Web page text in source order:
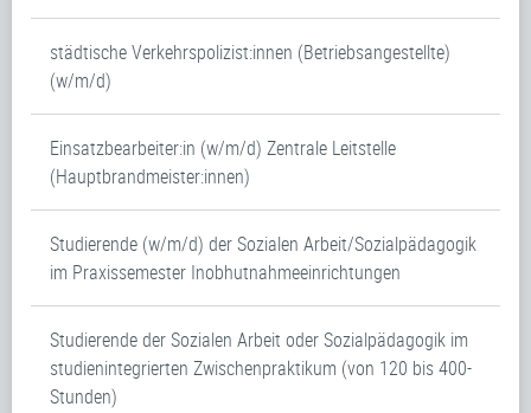
städtische Verkehrspolizist:innen (Betriebsangestellte)
(w/m/d)
Einsatzbearbeiter:in (w/m/d) Zentrale Leitstelle
(Hauptbrandmeister:innen)
Studierende (w/m/d) der Sozialen Arbeit/Sozialpädagogik
im Praxissemester Inobhutnahmeeinrichtungen
Studierende der Sozialen Arbeit oder Sozialpädagogik im
studienintegrierten Zwischenpraktikum (von 120 bis 400-
Stunden)